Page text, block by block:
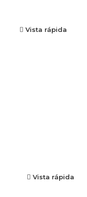
Vista rápida
Vista rápida